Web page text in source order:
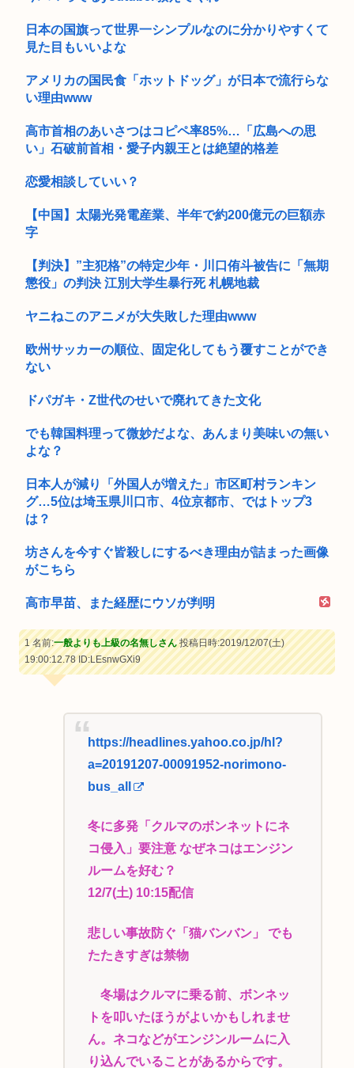
地震アラートって鳴るのにびびって どうしたらいいかわからん
日本の国旗って世界一シンプルなのに分かりやすくて
見た目もいいよな
アメリカの国民食「ホットドッグ」が日本で流行らな
い理由www
高市首相のあいさつはコピペ率85%…「広島への思
い」石破前首相・愛子内親王とは絶望的格差
恋愛相談していい？
【中国】太陽光発電産業、半年で約200億元の巨額赤
字
【判決】”主犯格”の特定少年・川口侑斗被告に「無期
懲役」の判決 江別大学生暴行死 札幌地裁
ヤニねこのアニメが大失敗した理由www
欧州サッカーの順位、固定化してもう覆すことができ
ない
ドパガキ・Z世代のせいで廃れてきた文化
でも韓国料理って微妙だよな、あんまり美味いの無い
よな？
日本人が減り「外国人が増えた」市区町村ランキン
グ…5位は埼玉県川口市、4位京都市、ではトップ3
は？
坊さんを今すぐ皆殺しにするべき理由が詰まった画像
がこちら
高市早苗、また経歴にウソが判明
1 名前:一般よりも上級の名無しさん投稿日時:2019/12/07(土)
19:00:12.78ID:LEsnwGXi9
https://headlines.yahoo.co.jp/hl?
a=20191207-00091952-norimono-
bus_all
冬に多発「クルマのボンネットにネ
コ侵入」要注意 なぜネコはエンジン
ルームを好む？
12/7(土) 10:15配信
悲しい事故防ぐ「猫バンバン」 でも
たたきすぎは禁物
冬場はクルマに乗る前、ボンネッ
トを叩いたほうがよいかもしれませ
ん。ネコなどがエンジンルームに入
り込んでいることがあるからです。